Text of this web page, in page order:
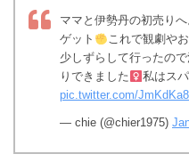
ママと伊勢丹の初売り
ゲット
これで観劇や
少しずらして行ったの
りできました‍
私はス
pic.twitter.com/
— chie (@chier1975)